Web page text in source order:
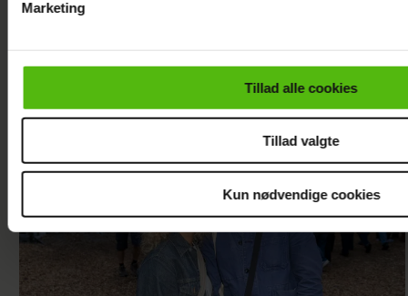
cookiepolitik.
Marketing
Tillad alle cookies
Tillad valgte
Kun nødvendige cookies